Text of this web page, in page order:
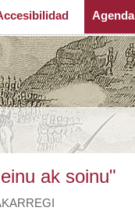
Agenda
ak soinu"